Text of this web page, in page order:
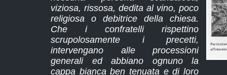
viziosa, rissosa, dedita al vino, poco
religiosa o debitrice della chiesa.
Che i confratelli rispettino
scrupolosamente i precetti,
intervengano alle processioni
generali ed abbiano ognuno la
cappa bianca ben tenuata e di loro